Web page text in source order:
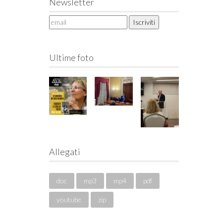
Ultime foto
Allegati
doc mp3 mp4 pdf
youtube zip